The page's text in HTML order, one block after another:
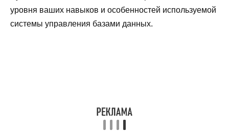
уровня ваших навыков и особенностей используемой
системы управления базами данных.